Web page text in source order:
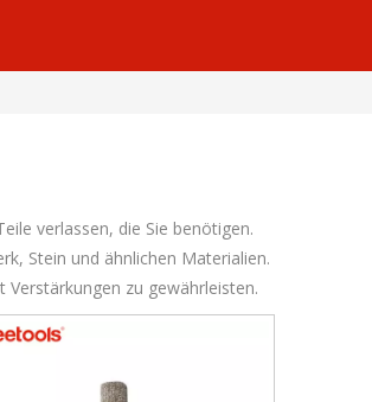
verlassen, die Sie benötigen.
Stein und ähnlichen Materialien.
zu gewährleisten.